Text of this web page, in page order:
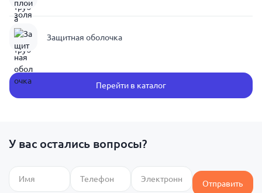
Защитная оболочка
Перейти в каталог
У вас остались вопросы?
Отправить